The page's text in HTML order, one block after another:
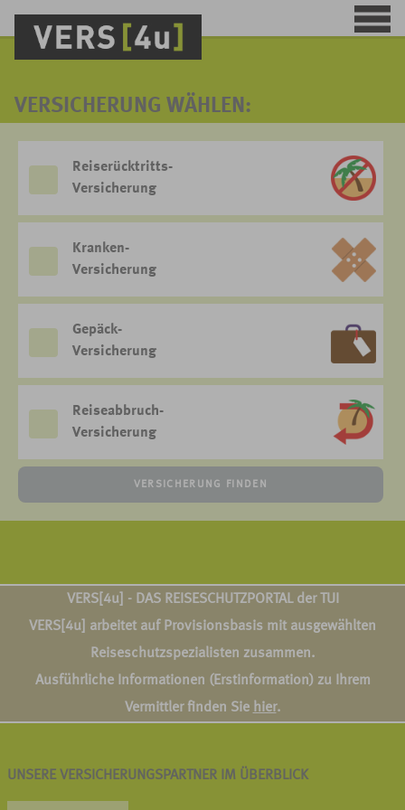
VERSICHERUNG WÄHLEN:
Reiserücktritts-
Versicherung
Kranken-
Versicherung
Gepäck-
Versicherung
Reiseabbruch-
Versicherung
VERSICHERUNG FINDEN
VERS[4u] - DAS REISESCHUTZPORTAL der TUI
VERS[4u] arbeitet auf Provisionsbasis mit ausgewählten
Reiseschutzspezialisten zusammen.
Ausführliche Informationen (Erstinformation) zu Ihrem
Vermittler finden Sie hier.
UNSERE VERSICHERUNGSPARTNER IM ÜBERBLICK